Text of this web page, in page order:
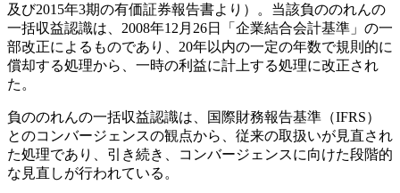
及び2015年3期の有価証券報告書より）。当該負ののれんの
一括収益認識は、2008年12月26日「企業結合会計基準」の一
部改正によるものであり、20年以内の一定の年数で規則的に
償却する処理から、一時の利益に計上する処理に改正され
た。
負ののれんの一括収益認識は、国際財務報告基準（IFRS）
とのコンバージェンスの観点から、従来の取扱いが見直され
た処理であり、引き続き、コンバージェンスに向けた段階的
な見直しが行われている。